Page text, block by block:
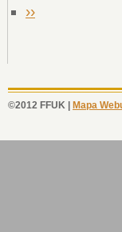
››
©2012 FFUK | Mapa